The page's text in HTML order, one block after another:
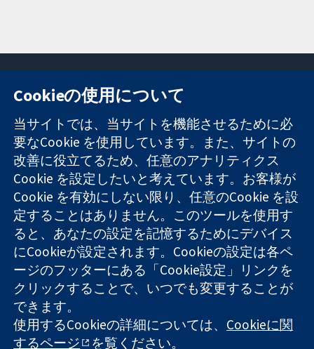
信頼できるエビ
デンスと
情報に基づく意
思決定により
健康のさらなる
向上へ
11-13 Cavendish
Square
London
W1G 0AN
United Kingdom
お問い合わせ
ニュース
広報
コクランにつ
いて
採用
Cochrane
Library
コクラン・コラボレーションは、イングランド及びウェールズ
に登録された慈善団体（登録番号 1045921）および保証有限責
任会社（登録番号 03044323）です。付加価値税登録番号 GB
718 2127 49
Cookieの使用について
当サイトでは、当サイトを機能させるために必
要なCookie を使用しています。また、サイトの
改善に役立てるため、任意のアナリティクス
Cookie を設定したいと考えています。お客様が
Cookie を有効にしない限り、任意のCookie を設
定することはありません。このツールを使用す
ると、あなたの設定を記憶するためにデバイス
にCookieが設定されます。Cookieの設定は各ペ
ージのフッターにある「Cookie設定」リンクを
クリックすることで、いつでも変更することが
できます。
使用するCookieの詳細については、 Cookieに関
するページ
を覧ください。